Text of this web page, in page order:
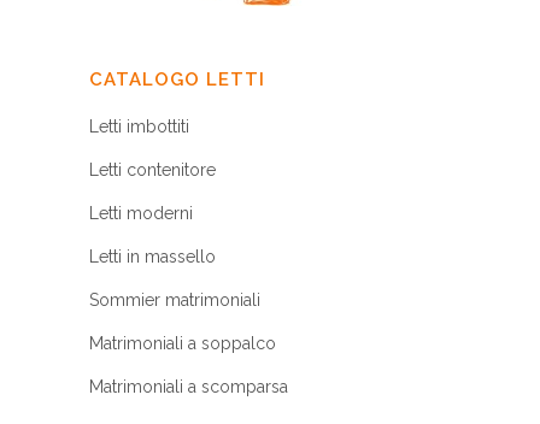
CATALOGO LETTI
Letti imbottiti
Letti contenitore
Letti moderni
Letti in massello
Sommier matrimoniali
Matrimoniali a soppalco
Matrimoniali a scomparsa